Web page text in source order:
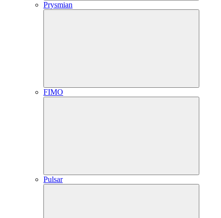
Prysmian
FIMO
Pulsar